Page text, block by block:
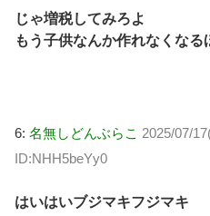
じゃ増税してみろよ
もう子供なんか作れなくなる
6: 名無しどんぶらこ 2025/07/
ID:NHH5beYy0
はいはいブジマキフジマキ